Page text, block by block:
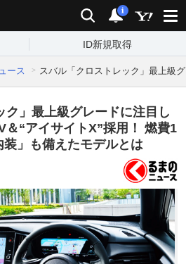
検索 通知
i
ID新規取得
ース スバル「クロストレック」最上級
ク」最上級グレードに注目し
＆“アイサイトX”採用！ 燃費1
」も備えたモデルとは